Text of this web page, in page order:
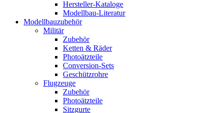
Hersteller-Kataloge
Modellbau-Literatur
Modellbauzubehör
Militär
Zubehör
Ketten & Räder
Photoätzteile
Conversion-Sets
Geschützrohre
Flugzeuge
Zubehör
Photoätzteile
Sitzgurte